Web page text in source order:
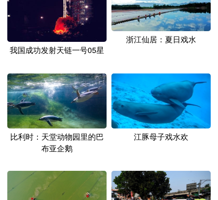
广西 海南 重庆
贵州 云南 西藏
陕西 甘肃 青海 宁夏
多语种频道
English Español Français عربى
Русский язык
我国成功发射天链一号05星
浙江仙居：夏日戏水
比利时：天堂动物园里的巴
布亚企鹅
江豚母子戏水欢